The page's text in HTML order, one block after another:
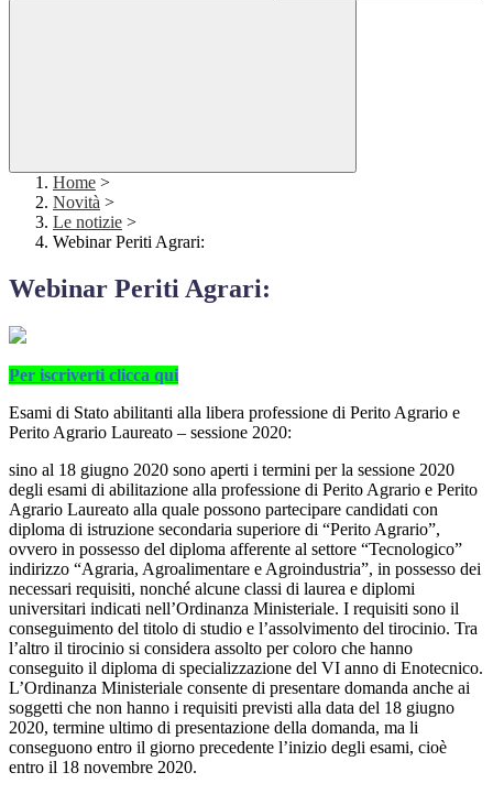
Home >
Novità >
Le notizie >
Webinar Periti Agrari:
Webinar Periti Agrari:
Per iscriverti clicca qui
Esami di Stato abilitanti alla libera professione di Perito Agrario e
Perito Agrario Laureato – sessione 2020:
sino al 18 giugno 2020 sono aperti i termini per la sessione 2020
degli esami di abilitazione alla professione di Perito Agrario e Perito
Agrario Laureato alla quale possono partecipare candidati con
diploma di istruzione secondaria superiore di “Perito Agrario”,
ovvero in possesso del diploma afferente al settore “Tecnologico”
indirizzo “Agraria, Agroalimentare e Agroindustria”, in possesso dei
necessari requisiti, nonché alcune classi di laurea e diplomi
universitari indicati nell’Ordinanza Ministeriale. I requisiti sono il
conseguimento del titolo di studio e l’assolvimento del tirocinio. Tra
l’altro il tirocinio si considera assolto per coloro che hanno
conseguito il diploma di specializzazione del VI anno di Enotecnico.
L’Ordinanza Ministeriale consente di presentare domanda anche ai
soggetti che non hanno i requisiti previsti alla data del 18 giugno
2020, termine ultimo di presentazione della domanda, ma li
conseguono entro il giorno precedente l’inizio degli esami, cioè
entro il 18 novembre 2020.